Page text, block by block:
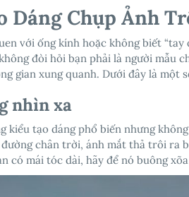
Dáng Chụp Ảnh
với ống kính hoặc không biết
đòi hỏi bạn phải là người mẫu
gian xung quanh. Dưới đây là một
nhìn xa
kiểu tạo dáng phổ biến nhưng
chân trời, ánh mắt thả trôi ra
có mái tóc dài, hãy để nó buông